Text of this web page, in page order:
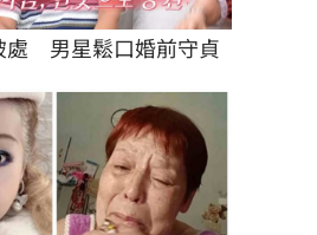
　男星鬆口婚前守貞